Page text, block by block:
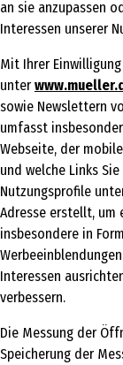
an sie anzupassen
Interessen unserer
Mit Ihrer
unter
sowie Newslettern
umfasst
Webseite, der
und welche Links
Nutzungsprofile
Adresse erstellt, um
insbesondere in
Interessen
verbessern.
Die Messung der
Speicherung der